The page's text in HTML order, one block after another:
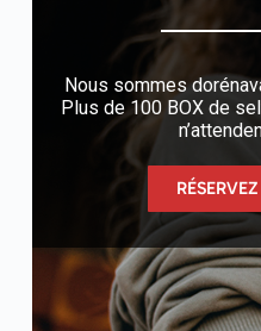
Nous sommes
Plus de 100 BOX de